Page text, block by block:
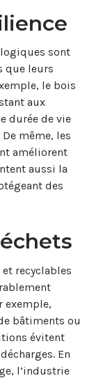
sont
que leurs
le bois
aux
durée de vie
même, les
améliorent
aussi la
des
recyclables
exemple,
bâtiments ou
évitent
En
l’industrie